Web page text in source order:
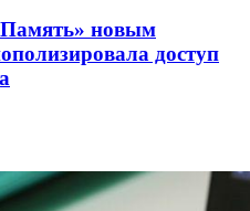
новым
доступ